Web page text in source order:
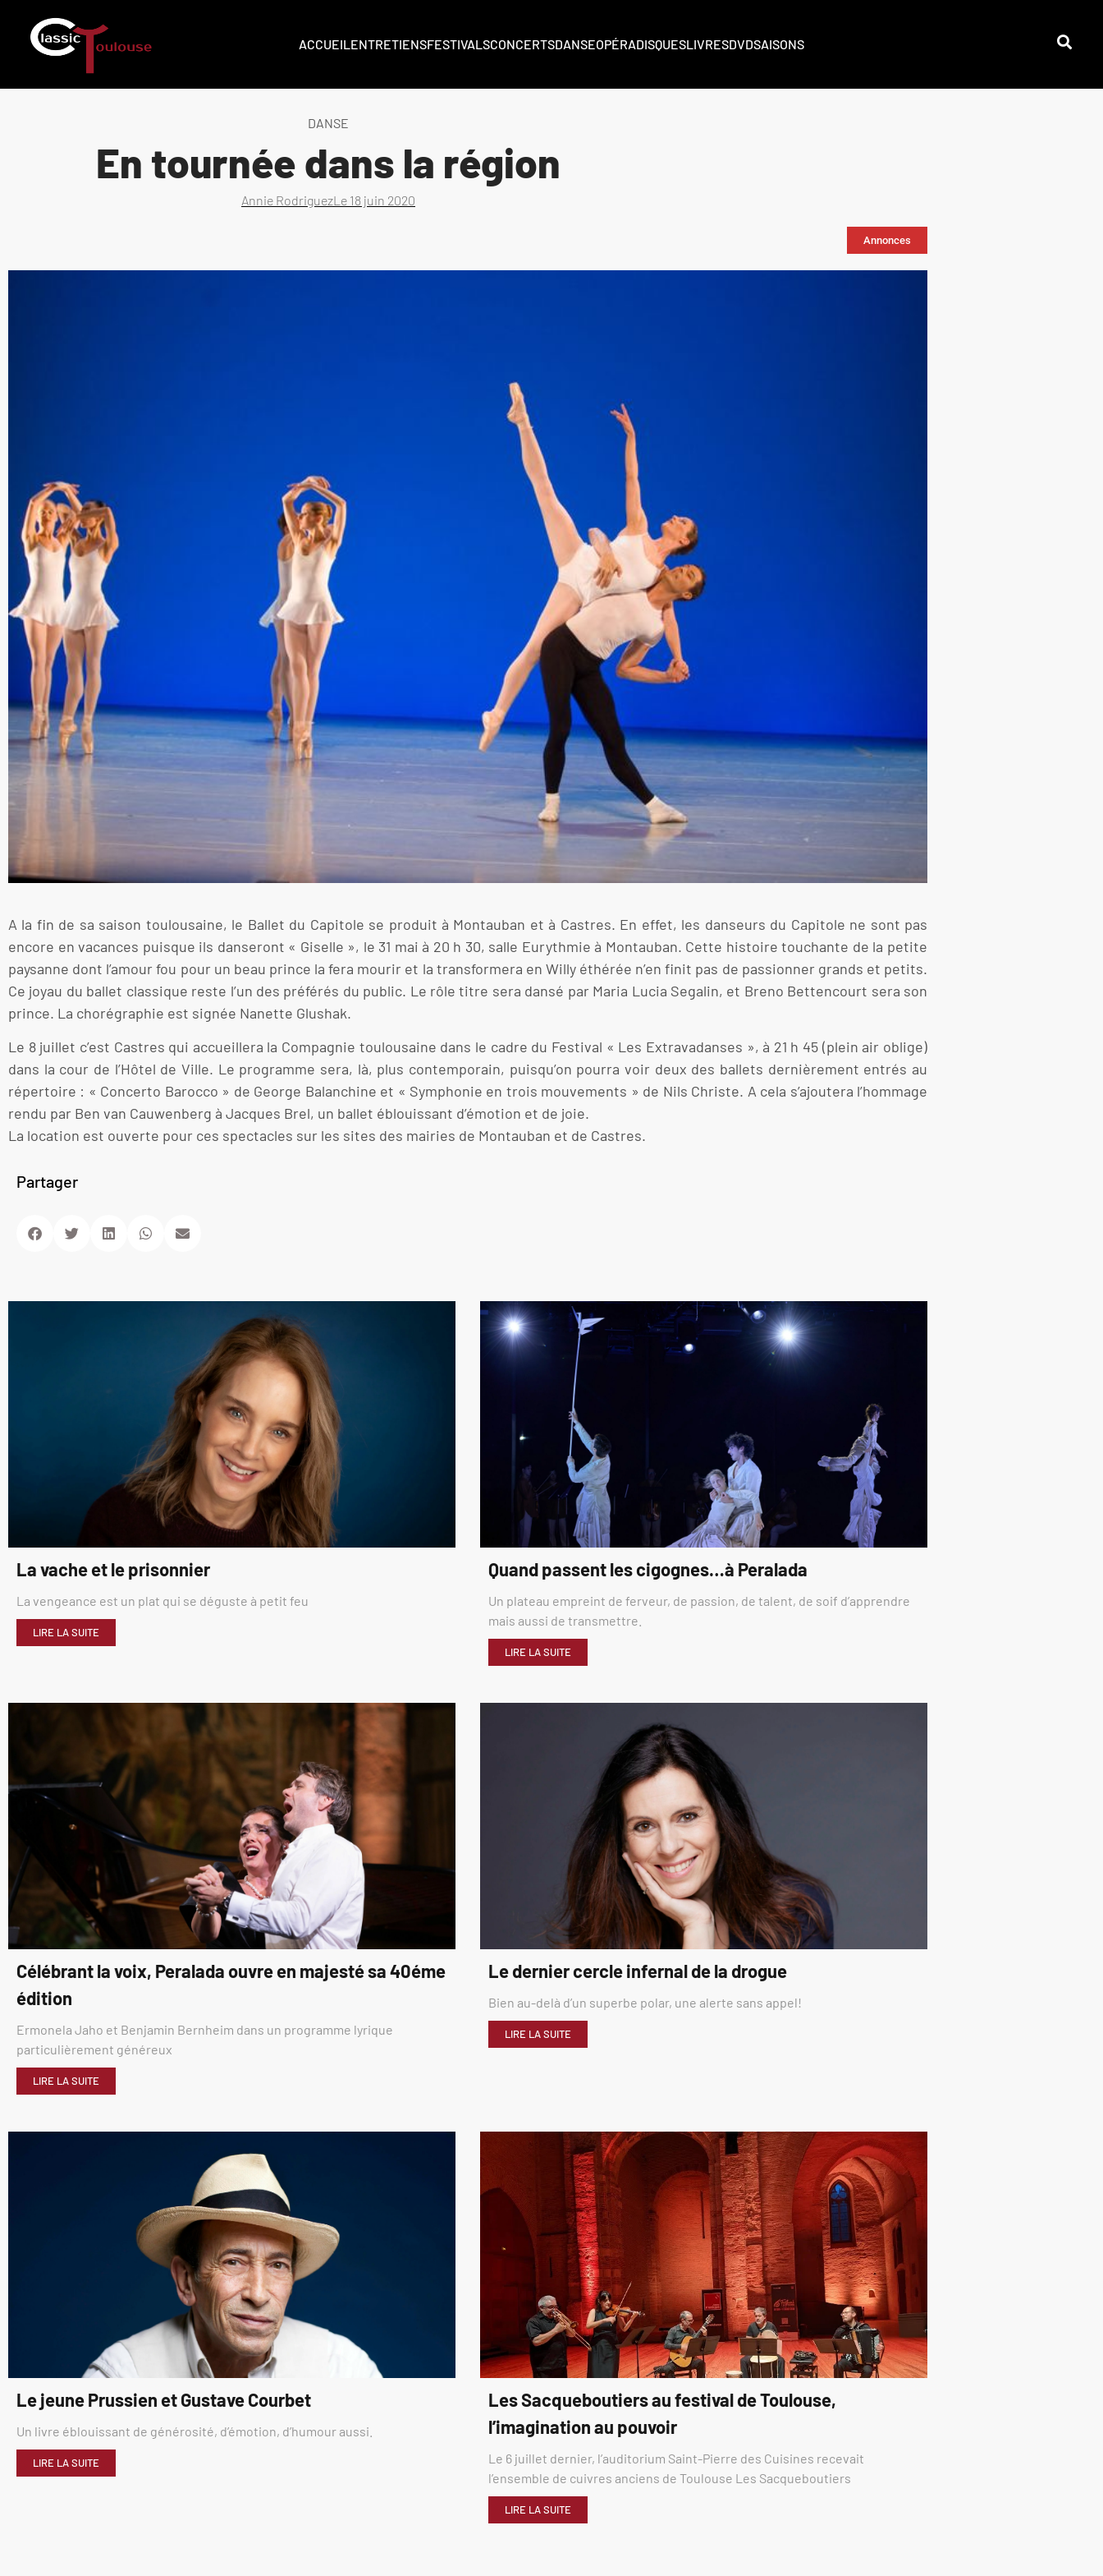
ACCUEILENTRETIENSFESTIVALSCONCERTSDANSEOPÉRADISQUESLIVRESDVDSAISONS
DANSE
En tournée dans la région
Annie RodriguezLe 18 juin 2020
Annonces
A la fin de sa saison toulousaine, le Ballet du Capitole se produit à Montauban et à Castres. En effet, les danseurs du Capitole ne sont pas
encore en vacances puisque ils danseront « Giselle », le 31 mai à 20 h 30, salle Eurythmie à Montauban. Cette histoire touchante de la petite
paysanne dont l’amour fou pour un beau prince la fera mourir et la transformera en Willy éthérée n’en finit pas de passionner grands et petits.
Ce joyau du ballet classique reste l’un des préférés du public. Le rôle titre sera dansé par Maria Lucia Segalin, et Breno Bettencourt sera son
prince. La chorégraphie est signée Nanette Glushak.
Le 8 juillet c’est Castres qui accueillera la Compagnie toulousaine dans le cadre du Festival « Les Extravadanses », à 21 h 45 (plein air oblige)
dans la cour de l’Hôtel de Ville. Le programme sera, là, plus contemporain, puisqu’on pourra voir deux des ballets dernièrement entrés au
répertoire : « Concerto Barocco » de George Balanchine et « Symphonie en trois mouvements » de Nils Christe. A cela s’ajoutera l’hommage
rendu par Ben van Cauwenberg à Jacques Brel, un ballet éblouissant d’émotion et de joie.
La location est ouverte pour ces spectacles sur les sites des mairies de Montauban et de Castres.
Partager
La vache et le prisonnier
La vengeance est un plat qui se déguste à petit feu
LIRE LA SUITE
Quand passent les cigognes…à Peralada
Un plateau empreint de ferveur, de passion, de talent, de soif d’apprendre
mais aussi de transmettre.
LIRE LA SUITE
Célébrant la voix, Peralada ouvre en majesté sa 40éme
édition
Ermonela Jaho et Benjamin Bernheim dans un programme lyrique
particulièrement généreux
LIRE LA SUITE
Le dernier cercle infernal de la drogue
Bien au-delà d’un superbe polar, une alerte sans appel!
LIRE LA SUITE
Le jeune Prussien et Gustave Courbet
Un livre éblouissant de générosité, d’émotion, d’humour aussi.
LIRE LA SUITE
Les Sacqueboutiers au festival de Toulouse,
l’imagination au pouvoir
Le 6 juillet dernier, l’auditorium Saint-Pierre des Cuisines recevait
l’ensemble de cuivres anciens de Toulouse Les Sacqueboutiers
LIRE LA SUITE